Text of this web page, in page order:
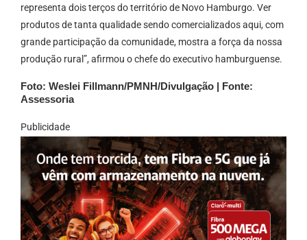
representa dois terços do território de Novo Hamburgo. Ver
produtos de tanta qualidade sendo comercializados aqui, com
grande participação da comunidade, mostra a força da nossa
produção rural”, afirmou o chefe do executivo hamburguense.
Foto: Weslei Fillmann/PMNH/Divulgação | Fonte:
Assessoria
Publicidade